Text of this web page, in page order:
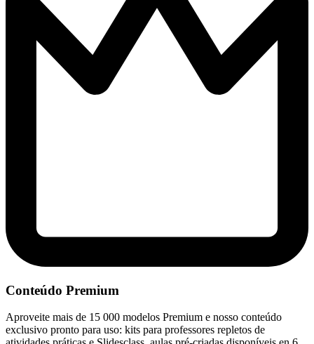
Conteúdo Premium
Aproveite mais de 15 000 modelos Premium e nosso conteúdo
exclusivo pronto para uso: kits para professores repletos de